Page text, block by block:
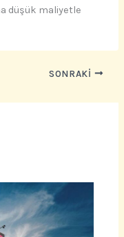
düşük maliyetle
SONRAKI